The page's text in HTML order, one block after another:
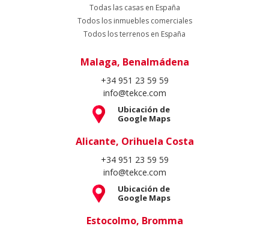
Todas las casas en España
Todos los inmuebles comerciales
Todos los terrenos en España
Malaga, Benalmádena
+34 951 23 59 59
info@tekce.com
Ubicación de
Google Maps
Alicante, Orihuela Costa
+34 951 23 59 59
info@tekce.com
Ubicación de
Google Maps
Estocolmo, Bromma